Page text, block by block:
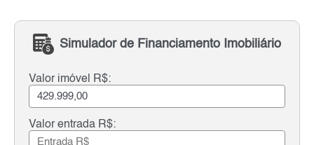
Simulador de Financiamento Imobiliário
Valor imóvel R$:
Valor entrada R$: